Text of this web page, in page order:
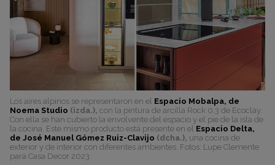
Los aires alpinos se representaron en el Espacio Mobalpa, de
Noema Studio (izda.), con la pintura de arcilla Rock 0.3 de Ecoclay.
Con ella se han cubierto la envolvente del espacio y el pie de la isla de
la cocina. Este mismo producto está presente en el Espacio Delta,
de José Manuel Gómez Ruiz-Clavijo (dcha.), una cocina de
exterior y de interior con diferentes ambientes. Fotos: Lupe Clemente
para Casa Decor 2023.